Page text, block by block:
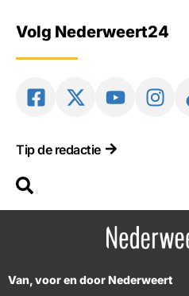
Volg Nederweert24
Tip de redactie
Van, voor en door Nederweert